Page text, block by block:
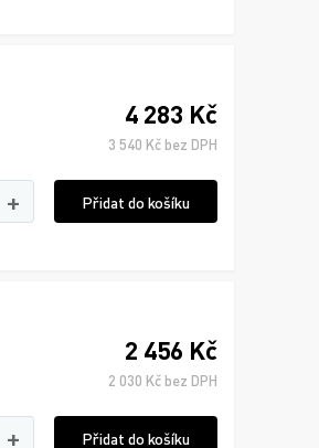
4 283 Kč
3 540 Kč bez DPH
+ Přidat do košíku
2 456 Kč
2 030 Kč bez DPH
+ Přidat do košíku